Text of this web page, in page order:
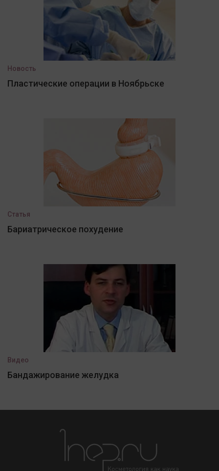
Новость
Пластические операции в Ноябрьске
Статья
Бариатрическое похудение
Видео
Бандажирование желудка